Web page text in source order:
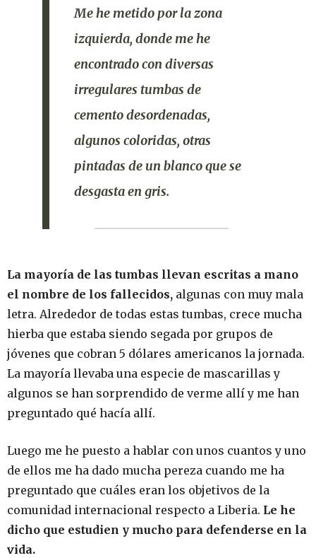
Me he metido por la zona
izquierda, donde me he
encontrado con diversas
irregulares tumbas de
cemento desordenadas,
algunos coloridas, otras
pintadas de un blanco que se
desgasta en gris.
La mayoría de las tumbas llevan escritas a mano
el nombre de los fallecidos, algunas con muy mala
letra. Alrededor de todas estas tumbas, crece mucha
hierba que estaba siendo segada por grupos de
jóvenes que cobran 5 dólares americanos la jornada.
La mayoría llevaba una especie de mascarillas y
algunos se han sorprendido de verme allí y me han
preguntado qué hacía allí.
Luego me he puesto a hablar con unos cuantos y uno
de ellos me ha dado mucha pereza cuando me ha
preguntado que cuáles eran los objetivos de la
comunidad internacional respecto a Liberia. Le he
dicho que estudien y mucho para defenderse en la
vida.